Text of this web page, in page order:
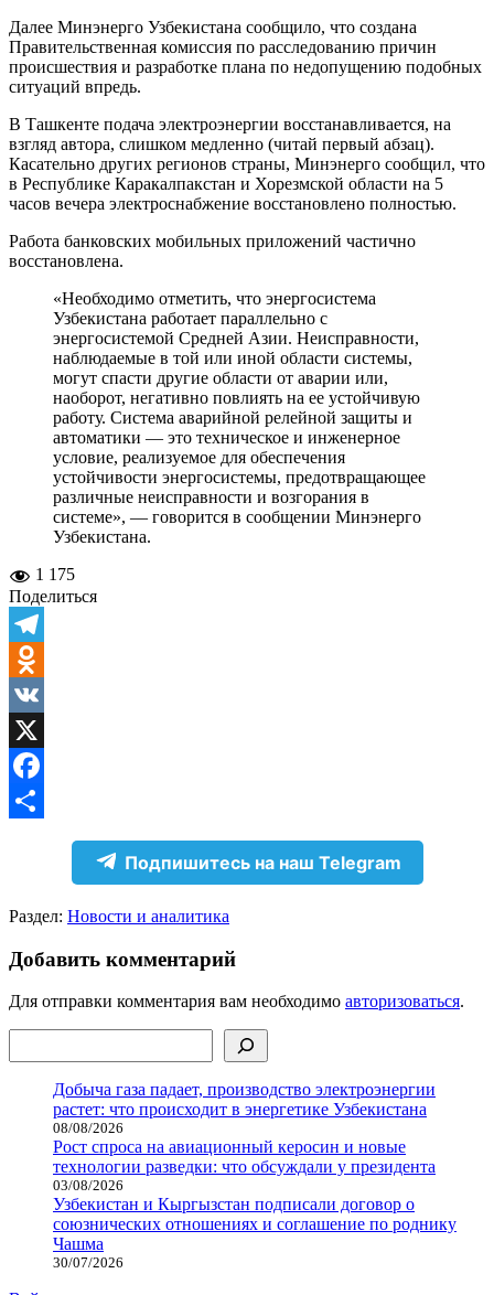
Далее Минэнерго Узбекистана сообщило, что создана
Правительственная комиссия по расследованию причин
происшествия и разработке плана по недопущению подобных
ситуаций впредь.
В Ташкенте подача электроэнергии восстанавливается, на
взгляд автора, слишком медленно (читай первый абзац).
Касательно других регионов страны, Минэнерго сообщил, что
в Республике Каракалпакстан и Хорезмской области на 5
часов вечера электроснабжение восстановлено полностью.
Работа банковских мобильных приложений частично
восстановлена.
«Необходимо отметить, что энергосистема
Узбекистана работает параллельно с
энергосистемой Средней Азии. Неисправности,
наблюдаемые в той или иной области системы,
могут спасти другие области от аварии или,
наоборот, негативно повлиять на ее устойчивую
работу. Система аварийной релейной защиты и
автоматики — это техническое и инженерное
условие, реализуемое для обеспечения
устойчивости энергосистемы, предотвращающее
различные неисправности и возгорания в
системе», — говорится в сообщении Минэнерго
Узбекистана.
1 175
Поделиться
Telegram
Odnoklassniki
VK
X
Facebook
Подпишитесь на наш Telegram
Раздел: Новости и аналитика
Добавить комментарий
Для отправки комментария вам необходимо авторизоваться.
Добыча газа падает, производство электроэнергии
растет: что происходит в энергетике Узбекистана
08/08/2026
Рост спроса на авиационный керосин и новые
технологии разведки: что обсуждали у президента
03/08/2026
Узбекистан и Кыргызстан подписали договор о
союзнических отношениях и соглашение по роднику
Чашма
30/07/2026